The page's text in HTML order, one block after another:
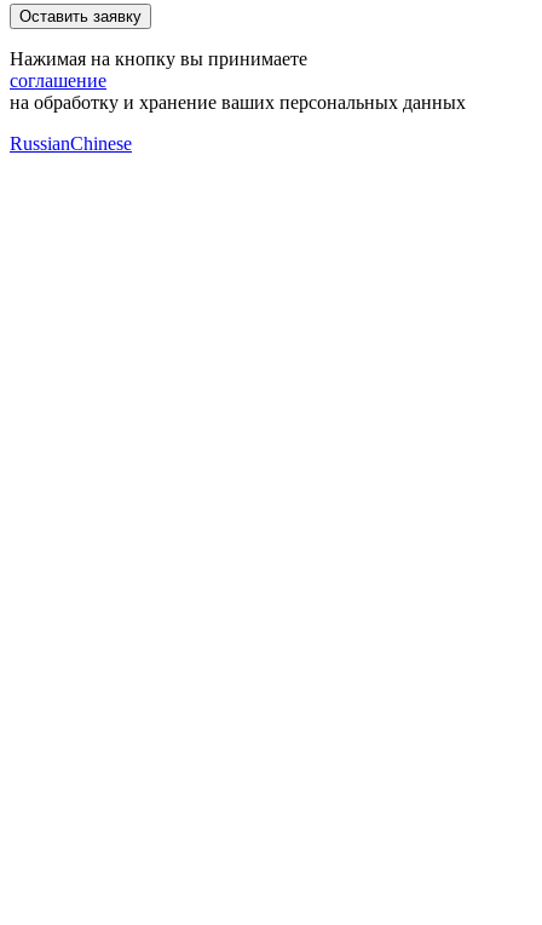
Нажимая на кнопку вы принимаете
соглашение
на обработку и хранение ваших персональных данных
RussianChinese